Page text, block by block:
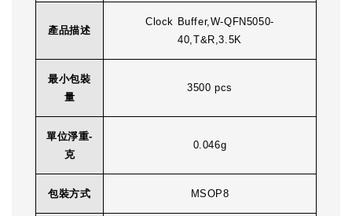
產品描述
Clock Buffer,W-QFN5050-
40,T&R,3.5K
最小包裝
量
3500 pcs
單位淨重-
克
0.046g
包裝方式 MSOP8